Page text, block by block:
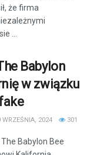
że firma
...
Babylon
w związku
2024 301
Babylon Bee